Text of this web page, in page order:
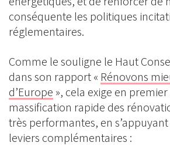
conséquente les politiques
réglementaires.
Comme le souligne le Haut
dans son rapport « Rénovons
d’Europe », cela exige en
massification rapide des
très performantes, en
leviers complémentaires :